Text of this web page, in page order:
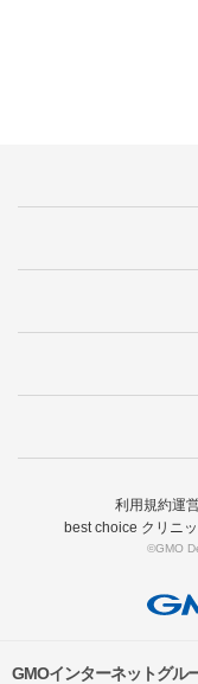
利用規約運
best choice クリニ
©GMO
GMOインターネットグル